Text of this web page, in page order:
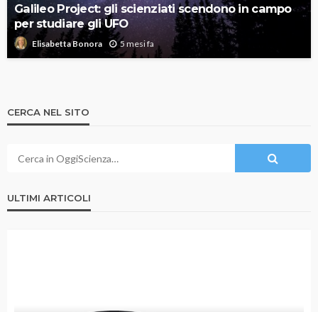
Galileo Project: gli scienziati scendono in campo
per studiare gli UFO
Elisabetta Bonora 5 mesi fa
CERCA NEL SITO
ULTIMI ARTICOLI